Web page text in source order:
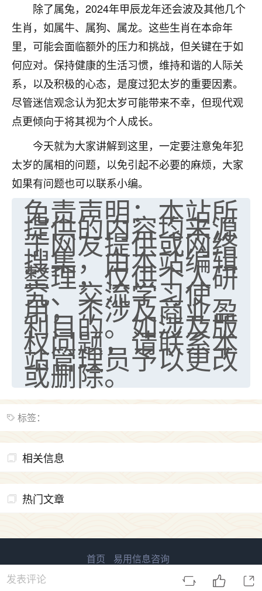
除了属兔，2024年甲辰龙年还会波及其他几个
生肖，如属牛、属狗、属龙。这些生肖在本命年
里，可能会面临额外的压力和挑战，但关键在于如
何应对。保持健康的生活习惯，维持和谐的人际关
系，以及积极的心态，是度过犯太岁的重要因素。
尽管迷信观念认为犯太岁可能带来不幸，但现代观
点更倾向于将其视为个人成长。
今天就为大家讲解到这里，一定要注意兔年犯
太岁的属相的问题，以免引起不必要的麻烦，大家
如果有问题也可以联系小编。
免责声明：本站所
提供的内容均来源
于网友提供或网络
搜集，由本站编辑
整理，仅供个人研
究、交流学习使
用，不涉及商业盈
利目的。如涉及版
权问题，请联系本
站管理员予以更改
或删除。
标签：
相关信息
热门文章
发表评论
首页 易用信息咨询
鲁ICP备2023027138号-1